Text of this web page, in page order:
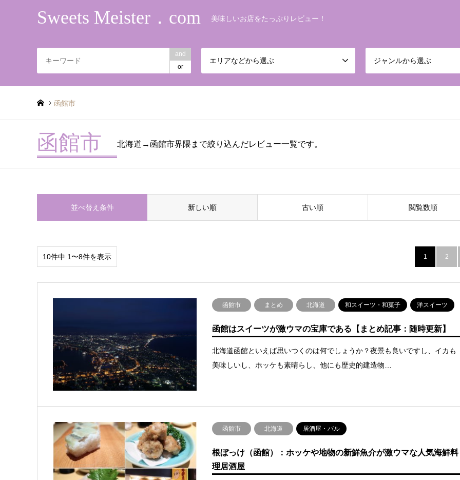
Sweets Meister．com 美味しいお店をたっぷりレビュー！
and
or
エリアなどから選ぶ ジャンルから選ぶ
函館市
函館市 北海道→函館市界隈まで絞り込んだレビュー一覧です。
並べ替え条件 新しい順 古い順 閲覧数順
10件中 1〜8件を表示 1 2
函館市 まとめ 北海道 和スイーツ・和菓子 洋スイーツ
函館はスイーツが激ウマの宝庫である【まとめ記事：随時更新】
北海道函館といえば思いつくのは何でしょうか？夜景も良いですし、イカも
美味しいし、ホッケも素晴らし、他にも歴史的建造物…
函館市 北海道 居酒屋・バル
根ぼっけ（函館）：ホッケや地物の新鮮魚介が激ウマな人気海鮮料
理居酒屋